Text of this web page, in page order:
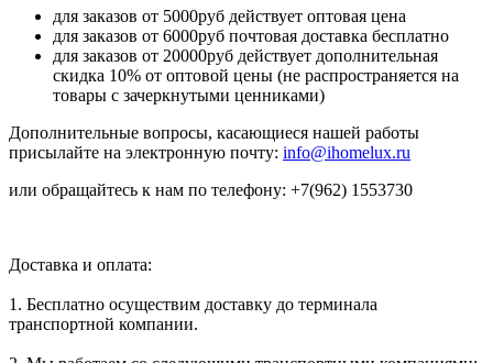
для заказов от 5000руб действует оптовая цена
для заказов от 6000руб почтовая доставка бесплатно
для заказов от 20000руб действует дополнительная
скидка 10% от оптовой цены (не распространяется на
товары с зачеркнутыми ценниками)
Дополнительные вопросы, касающиеся нашей работы
присылайте на электронную почту: info@ihomelux.ru
или обращайтесь к нам по телефону: +7(962) 1553730
Доставка и оплата:
1. Бесплатно осуществим доставку до терминала
транспортной компании.